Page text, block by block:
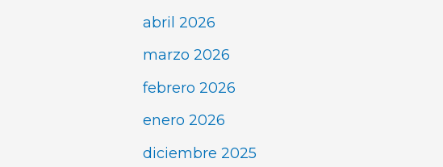
abril 2026
marzo 2026
febrero 2026
enero 2026
diciembre 2025